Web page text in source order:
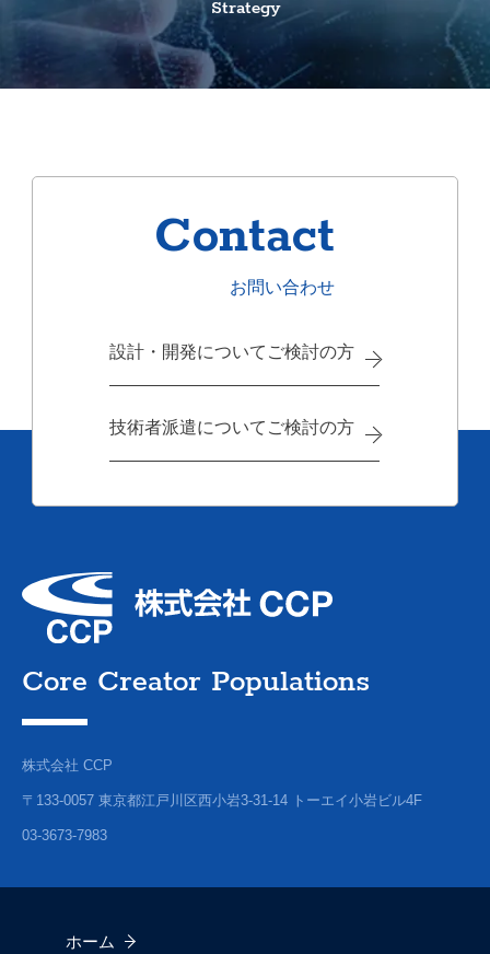
Strategy
Contact
お問い合わせ
設計・開発についてご検討の方
技術者派遣についてご検討の方
Core Creator Populations
株式会社 CCP
〒133-0057 東京都江戸川区西小岩3-31-14 トーエイ小岩ビル4F
03-3673-7983
ホーム